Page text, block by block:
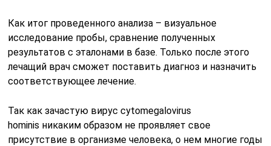
Как итог проведенного анализа – визуальное
исследование пробы, сравнение полученных
результатов с эталонами в базе. Только после этого
лечащий врач сможет поставить диагноз и назначить
соответствующее лечение.
Так как зачастую вирус cytomegalovirus
hominis никаким образом не проявляет свое
присутствие в организме человека, о нем многие годы